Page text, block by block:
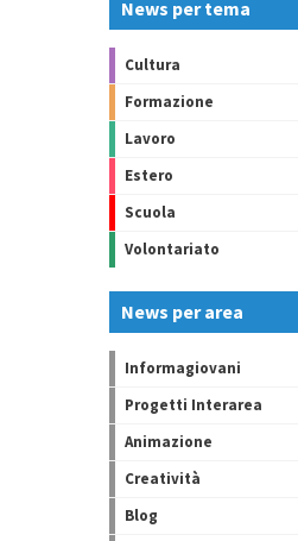
News per tema
Cultura
Formazione
Lavoro
Estero
Scuola
Volontariato
News per area
Informagiovani
Progetti Interarea
Animazione
Creatività
Blog